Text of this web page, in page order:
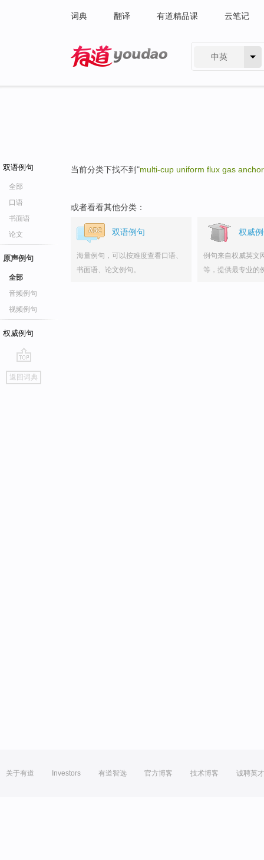
词典 翻译 有道精品课 云笔记
中英
双语例句
全部
口语
书面语
论文
原声例句
全部
音频例句
视频例句
权威例句
go
top
返回词典
当前分类下找不到"multi-cup uniform flux gas anchor
或者看看其他分类：
双语例句
海量例句，可以按难度查看口语、
书面语、论文例句。
权威
例句来自权威英文
等，提供最专业的
关于有道 Investors 有道智选 官方博客 技术博客 诚聘英才